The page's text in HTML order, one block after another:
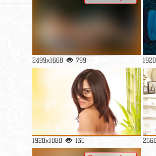
2499x1668 799
1920x1080 130